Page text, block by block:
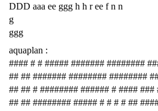
DDD aaa ee ggg h h r ee f n n
g
ggg
aquaplan :
#### # # ##### ####### ########
## ## ####### ######## ########
## ## # ######## ###### # #### ###
## ## ######## ##### # # # # ##